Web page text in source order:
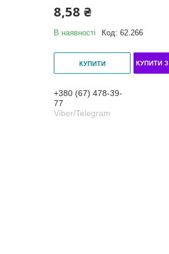
8,58 ₴
В наявності Код:62.266
КУПИТИ КУПИТИ З
+380 (67) 478-39-
77
Viber/Telegram